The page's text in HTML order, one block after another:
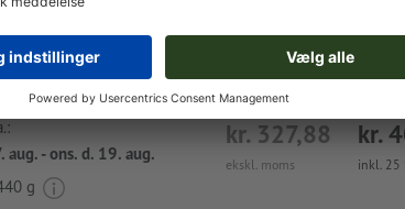
ekskl. moms
kr. 327,88
inkl. 25
kr.
aug. - ons. d. 19. aug.
g